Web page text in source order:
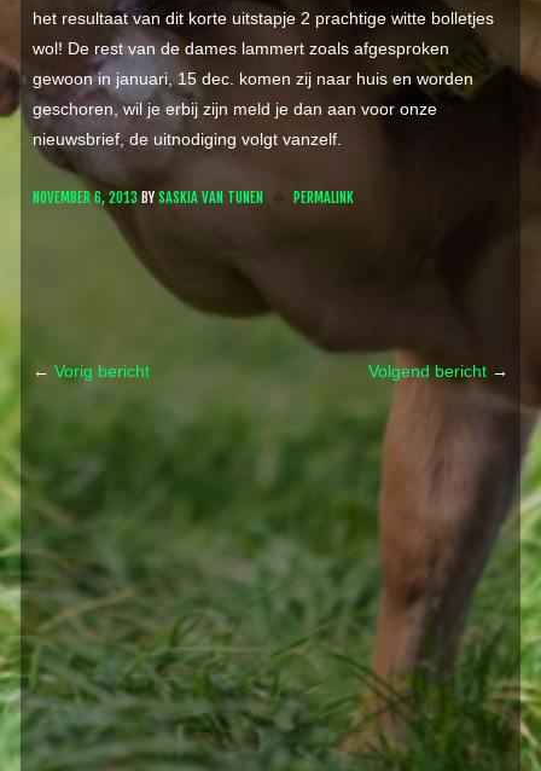
het resultaat van dit korte uitstapje 2 prachtige witte bolletjes
wol! De rest van de dames lammert zoals afgesproken
gewoon in januari, 15 dec. komen zij naar huis en worden
geschoren, wil je erbij zijn meld je dan aan voor onze
nieuwsbrief, de uitnodiging volgt vanzelf.
NOVEMBER 6, 2013BY SASKIA VAN TUNEN PERMALINK
Post navigation
← Vorig bericht Volgend bericht →